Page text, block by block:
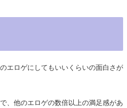
エロゲにしてもいいくらいの面白さが
、他のエロゲの数倍以上の満足感があ